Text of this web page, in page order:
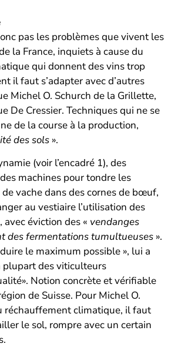
pas les problèmes que vivent les
la France, inquiets à cause du
qui donnent des vins trop
il faut s’adapter avec d’autres
Michel O. Schurch de la Grillette,
Cressier. Techniques qui ne se
de la course à la production,
des sols ».
(voir l’encadré 1), des
machines pour tondre les
vache dans des cornes de bœuf,
au vestiaire l’utilisation des
éviction des « vendanges
des fermentations tumultueuses ».
le maximum possible », lui a
plupart des viticulteurs
Notion concrète et vérifiable
de Suisse. Pour Michel O.
réchauffement climatique, il faut
le sol, rompre avec un certain